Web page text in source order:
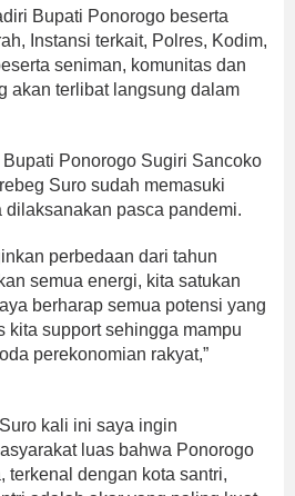
Bupati Ponorogo beserta
Instansi terkait, Polres, Kodim,
seniman, komunitas dan
akan terlibat langsung dalam
Ponorogo Sugiri Sancoko
Suro sudah memasuki
dilaksanakan pasca pandemi.
perbedaan dari tahun
semua energi, kita satukan
berharap semua potensi yang
kita support sehingga mampu
perekonomian rakyat,”
kali ini saya ingin
luas bahwa Ponorogo
terkenal dengan kota santri,